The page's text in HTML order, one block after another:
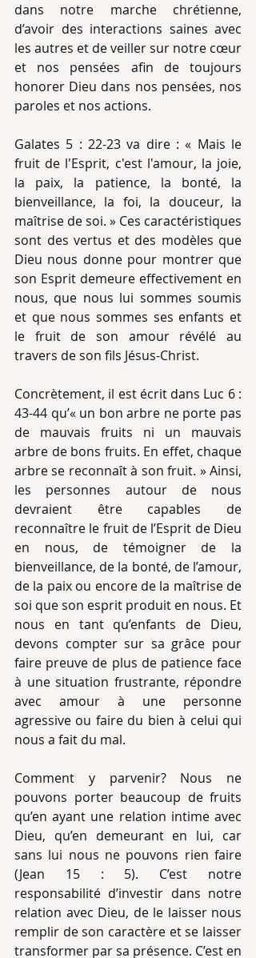
dans notre marche chrétienne,
d’avoir des interactions saines avec
les autres et de veiller sur notre cœur
et nos pensées afin de toujours
honorer Dieu dans nos pensées, nos
paroles et nos actions.
Galates 5 : 22-23 va dire : « Mais le
fruit de l'Esprit, c'est l'amour, la joie,
la paix, la patience, la bonté, la
bienveillance, la foi, la douceur, la
maîtrise de soi. » Ces caractéristiques
sont des vertus et des modèles que
Dieu nous donne pour montrer que
son Esprit demeure effectivement en
nous, que nous lui sommes soumis
et que nous sommes ses enfants et
le fruit de son amour révélé au
travers de son fils Jésus-Christ.
Concrètement, il est écrit dans Luc 6 :
43-44 qu’« un bon arbre ne porte pas
de mauvais fruits ni un mauvais
arbre de bons fruits. En effet, chaque
arbre se reconnaît à son fruit. » Ainsi,
les personnes autour de nous
devraient être capables de
reconnaître le fruit de l’Esprit de Dieu
en nous, de témoigner de la
bienveillance, de la bonté, de l’amour,
de la paix ou encore de la maîtrise de
soi que son esprit produit en nous. Et
nous en tant qu’enfants de Dieu,
devons compter sur sa grâce pour
faire preuve de plus de patience face
à une situation frustrante, répondre
avec amour à une personne
agressive ou faire du bien à celui qui
nous a fait du mal.
Comment y parvenir? Nous ne
pouvons porter beaucoup de fruits
qu’en ayant une relation intime avec
Dieu, qu’en demeurant en lui, car
sans lui nous ne pouvons rien faire
(Jean 15 : 5). C’est notre
responsabilité d’investir dans notre
relation avec Dieu, de le laisser nous
remplir de son caractère et se laisser
transformer par sa présence. C’est en